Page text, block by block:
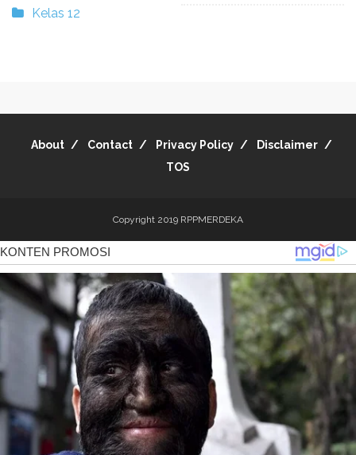
Kelas 12
About Contact Privacy Policy
Disclaimer
TOS
Copyright 2019 RPPMERDEKA